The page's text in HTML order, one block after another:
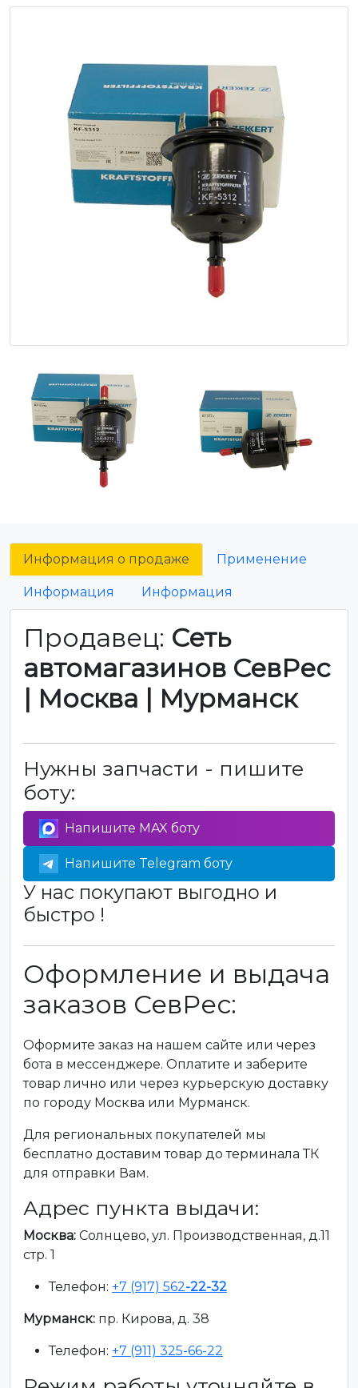
Информация о продаже Применение
Информация Информация
Продавец: Сеть
автомагазинов СевРес
| Москва | Мурманск
Нужны запчасти - пишите
боту:
Напишите MAX боту
Напишите Telegram боту
У нас покупают выгодно и
быстро !
Оформление и выдача
заказов СевРес:
Оформите заказ на нашем сайте или через
бота в мессенджере. Оплатите и заберите
товар лично или через курьерскую доставку
по городу Москва или Мурманск.
Для региональных покупателей мы
бесплатно доставим товар до терминала ТК
для отправки Вам.
Адрес пункта выдачи:
Москва: Солнцево, ул. Производственная, д.11
стр. 1
Телефон: +7 (917) 562-22-32
Мурманск: пр. Кирова, д. 38
Телефон: +7 (911) 325-66-22